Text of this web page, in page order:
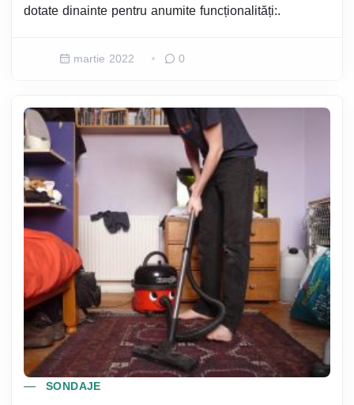
dotate dinainte pentru anumite funcționalități:.
martie 2022 0
SONDAJE